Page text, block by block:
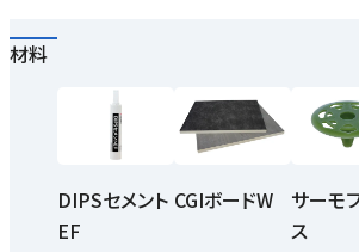
材料
DIPSセメント
EF
CGIボードW
サーモ
ス